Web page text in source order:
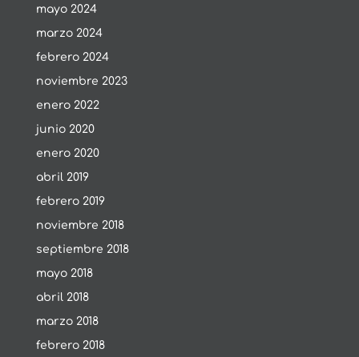
mayo 2024
marzo 2024
febrero 2024
noviembre 2023
enero 2022
junio 2020
enero 2020
abril 2019
febrero 2019
noviembre 2018
septiembre 2018
mayo 2018
abril 2018
marzo 2018
febrero 2018